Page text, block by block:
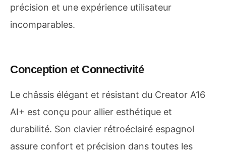
précision et une expérience utilisateur
incomparables.
Conception et Connectivité
Le châssis élégant et résistant du Creator A16
AI+ est conçu pour allier esthétique et
durabilité. Son clavier rétroéclairé espagnol
assure confort et précision dans toutes les